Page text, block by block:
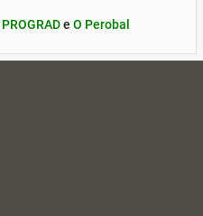
PROGRADe O Perobal